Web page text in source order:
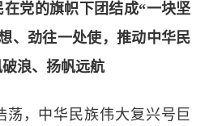
党的旗帜下团结成“一块坚
、劲往一处使，推动中华民
浪、扬帆远航
荡，中华民族伟大复兴号巨